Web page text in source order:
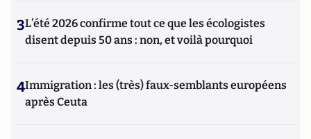
3L’été 2026 confirme tout ce que les écologistes
disent depuis 50 ans : non, et voilà pourquoi
4Immigration : les (très) faux-semblants européens
après Ceuta